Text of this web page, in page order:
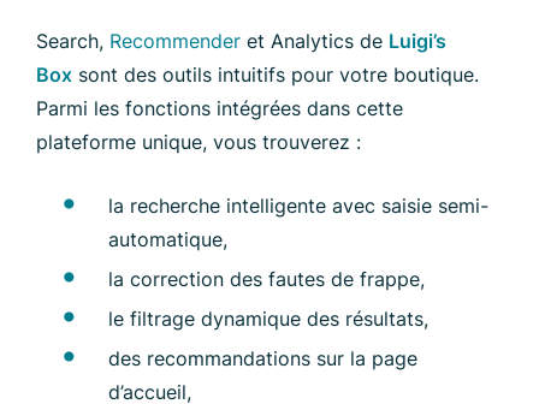
Search, Recommender et Analytics de Luigi’s
Box sont des outils intuitifs pour votre boutique.
Parmi les fonctions intégrées dans cette
plateforme unique, vous trouverez :
la recherche intelligente avec saisie semi-
automatique,
la correction des fautes de frappe,
le filtrage dynamique des résultats,
des recommandations sur la page
d’accueil,